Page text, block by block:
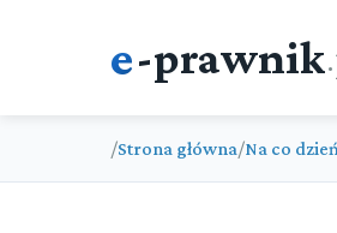
e-prawnik
/Strona główna/Na co dzień